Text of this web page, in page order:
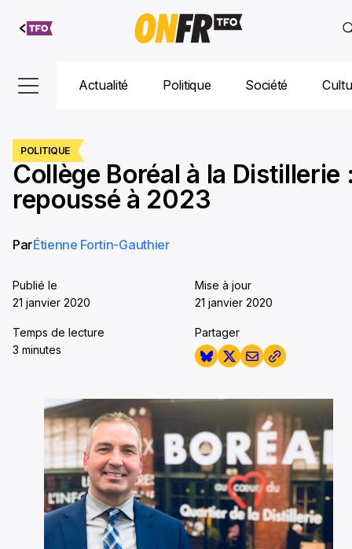
Aller au
contenu
Actualité Politique Société
POLITIQUE
Collège Boréal à la Distillerie
repoussé à 2023
ParÉtienne Fortin-Gauthier
Publié le
21 janvier 2020
Mise à jour
21 janvier 2020
Temps de lecture
3 minutes
Partager